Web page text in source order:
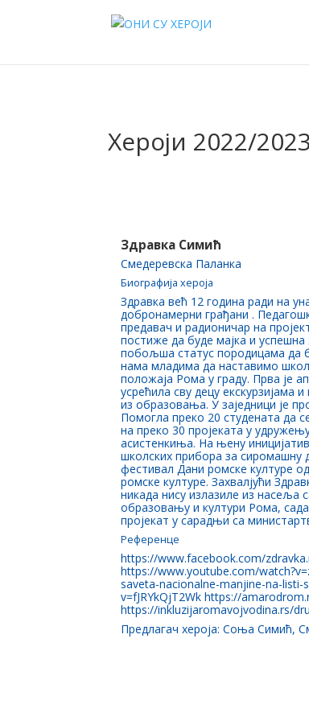
Хероји 2022/2023
Здравка Симић
Смедеревска Паланка
Биографија хероја
Здравка већ 12 година ради на
добронамерни грађани .
предавач и радионичар на
постиже да буде мајка и
побољша статус породицама да
нама младима да наставимо
положаја Рома у граду. Прва је
усрећила сву децу
из образовања. У заједници је
Помогла преко 20 студената да
на преко 30 пројеката у
асистенкиња. На њену
школских прибора за сиромашну
фестивал Дани ромске културе
ромске културе. Захвалјући
никада нису излазиле из насеља
образовању и култури Рома,
пројекат у сарадњи са
Референце
https://www.facebook.com/
https://www.youtube.com/
saveta-nacionalne-manjine-na-
v=fJRYkQjT2Wk https://
https://inkluzijaromavojvodina.rs/
Предлагач хероја: Соња Симић,